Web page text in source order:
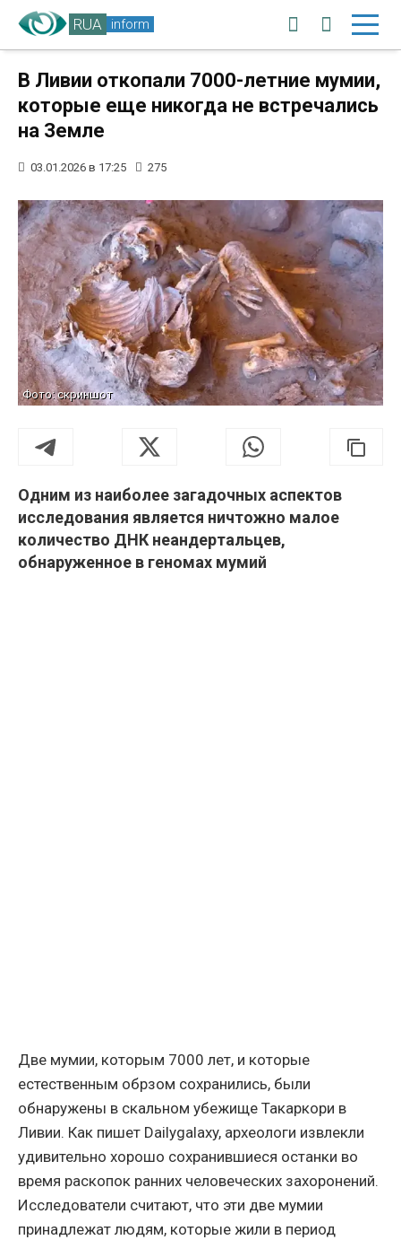
RUA inform
В Ливии откопали 7000-летние мумии,
которые еще никогда не встречались
на Земле
03.01.2026 в 17:25 275
Фото: скриншот
Одним из наиболее загадочных аспектов
исследования является ничтожно малое
количество ДНК неандертальцев,
обнаруженное в геномах мумий
Две мумии, которым 7000 лет, и которые
естественным обрзом сохранились, были
обнаружены в скальном убежище Такаркори в
Ливии. Как пишет Dailygalaxy, археологи извлекли
удивительно хорошо сохранившиеся останки во
время раскопок ранних человеческих захоронений.
Исследователи считают, что эти две мумии
принадлежат людям, которые жили в период